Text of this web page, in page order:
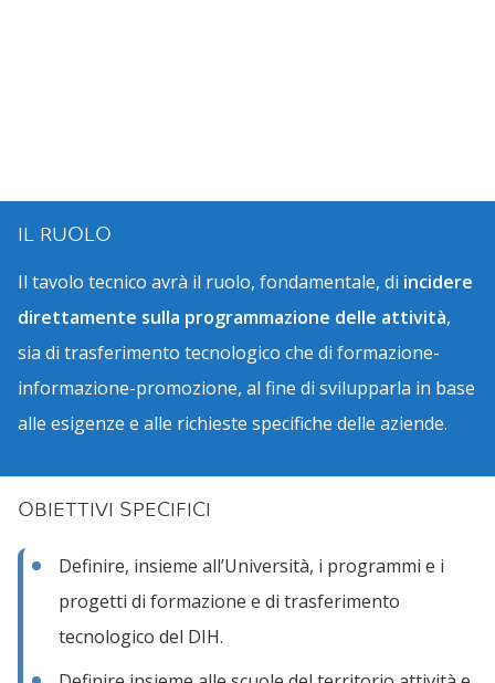
IL RUOLO
Il tavolo tecnico avrà il ruolo, fondamentale, di incidere
direttamente sulla programmazione delle attività,
sia di trasferimento tecnologico che di formazione-
informazione-promozione, al fine di svilupparla in base
alle esigenze e alle richieste specifiche delle aziende.
OBIETTIVI SPECIFICI
Definire, insieme all’Università, i programmi e i
progetti di formazione e di trasferimento
tecnologico del DIH.